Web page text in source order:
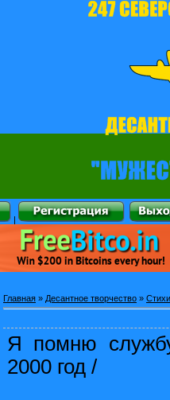
|
Главная » Десантное творчество »
Я помню
2000 год /